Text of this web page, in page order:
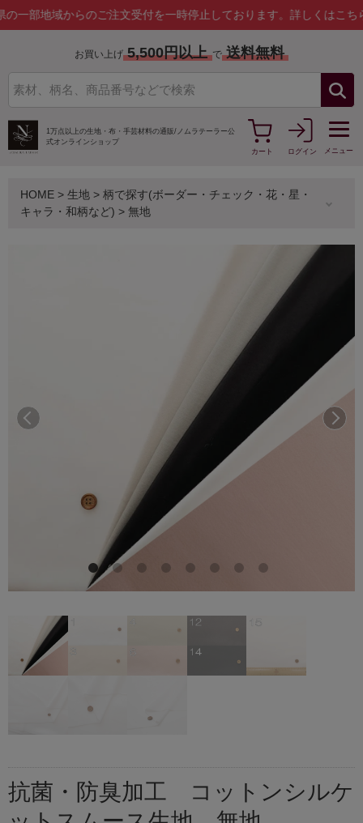
からのご注文受付を一時停止しております。詳しくはこちら
お買い上げ 5,500円以上 で 送料無料
1万点以上の生地・布・手芸材料の通販/ ノムラテーラー公
式オンラインショップ
カート
ログイン メニュー
HOME > 生地 > 柄で探す(ボーダー・チェック・花・星・
キャラ・和柄など) > 無地
前へ 次へ
抗菌・防臭加工 コットンシルケ